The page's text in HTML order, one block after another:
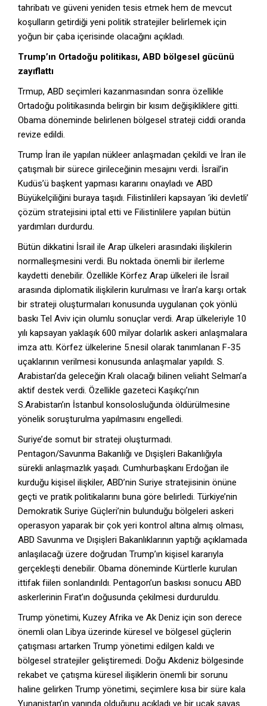
tahribatı ve güveni yeniden tesis etmek hem de mevcut
koşulların getirdiği yeni politik stratejiler belirlemek için
yoğun bir çaba içerisinde olacağını açıkladı.
Trump’ın Ortadoğu politikası, ABD bölgesel gücünü
zayıflattı
Trmup, ABD seçimleri kazanmasından sonra özellikle
Ortadoğu politikasında belirgin bir kısım değişikliklere gitti.
Obama döneminde belirlenen bölgesel strateji ciddi oranda
revize edildi.
Trump İran ile yapılan nükleer anlaşmadan çekildi ve İran ile
çatışmalı bir sürece girileceğinin mesajını verdi. İsrail’in
Kudüs’ü başkent yapması kararını onayladı ve ABD
Büyükelçiliğini buraya taşıdı. Filistinlileri kapsayan ‘iki devletli’
çözüm stratejisini iptal etti ve Filistinlilere yapılan bütün
yardımları durdurdu.
Bütün dikkatini İsrail ile Arap ülkeleri arasındaki ilişkilerin
normalleşmesini verdi. Bu noktada önemli bir ilerleme
kaydetti denebilir. Özellikle Körfez Arap ülkeleri ile İsrail
arasında diplomatik ilişkilerin kurulması ve İran’a karşı ortak
bir strateji oluşturmaları konusunda uygulanan çok yönlü
baskı Tel Aviv için olumlu sonuçlar verdi. Arap ülkeleriyle 10
yılı kapsayan yaklaşık 600 milyar dolarlık askeri anlaşmalara
imza attı. Körfez ülkelerine 5.nesil olarak tanımlanan F-35
uçaklarının verilmesi konusunda anlaşmalar yapıldı. S.
Arabistan’da geleceğin Kralı olacağı bilinen veliaht Selman’a
aktif destek verdi. Özellikle gazeteci Kaşıkçı’nın
S.Arabistan’ın İstanbul konsolosluğunda öldürülmesine
yönelik soruşturulma yapılmasını engelledi.
Suriye’de somut bir strateji oluşturmadı.
Pentagon/Savunma Bakanlığı ve Dışişleri Bakanlığıyla
sürekli anlaşmazlık yaşadı. Cumhurbaşkanı Erdoğan ile
kurduğu kişisel ilişkiler, ABD’nin Suriye stratejisinin önüne
geçti ve pratik politikalarını buna göre belirledi. Türkiye’nin
Demokratik Suriye Güçleri’nin bulunduğu bölgeleri askeri
operasyon yaparak bir çok yeri kontrol altına almış olması,
ABD Savunma ve Dışişleri Bakanlıklarının yaptığı açıklamada
anlaşılacağı üzere doğrudan Trump’ın kişisel kararıyla
gerçekleşti denebilir. Obama döneminde Kürtlerle kurulan
ittifak fiilen sonlandırıldı. Pentagon’un baskısı sonucu ABD
askerlerinin Fırat’ın doğusunda çekilmesi durduruldu.
Trump yönetimi, Kuzey Afrika ve Ak Deniz için son derece
önemli olan Libya üzerinde küresel ve bölgesel güçlerin
çatışması artarken Trump yönetimi edilgen kaldı ve
bölgesel stratejiler geliştiremedi. Doğu Akdeniz bölgesinde
rekabet ve çatışma küresel ilişiklerin önemli bir sorunu
haline gelirken Trump yönetimi, seçimlere kısa bir süre kala
Yunanistan’ın yanında olduğunu açıkladı ve bir uçak savaş